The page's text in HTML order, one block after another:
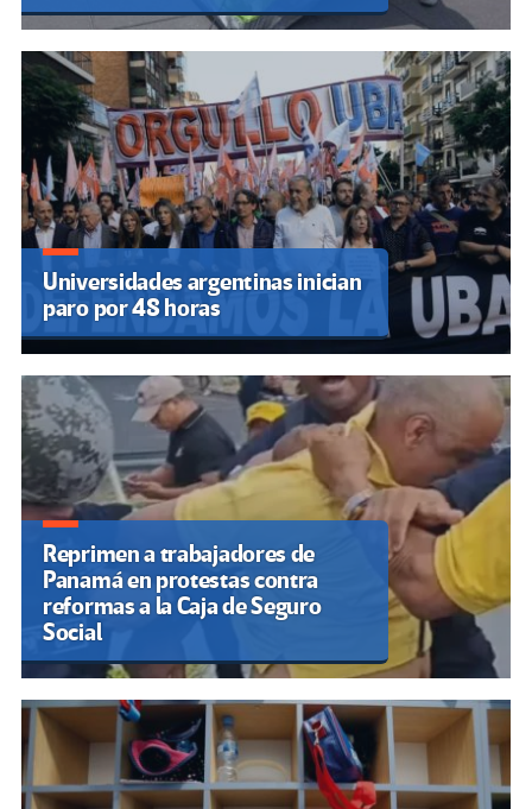
Universidades argentinas inician
paro por 48 horas
Reprimen a trabajadores de
Panamá en protestas contra
reformas a la Caja de Seguro
Social